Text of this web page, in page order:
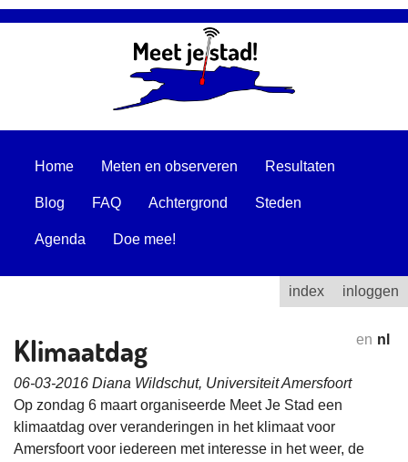
Home Meten en observeren Resultaten
Blog FAQ Achtergrond Steden
Agenda Doe mee!
index inloggen
Klimaatdag en nl
06-03-2016 Diana Wildschut, Universiteit Amersfoort
Op zondag 6 maart organiseerde Meet Je Stad een
klimaatdag over veranderingen in het klimaat voor
Amersfoort voor iedereen met interesse in het weer, de